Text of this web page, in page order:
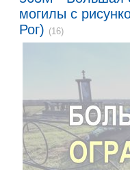
могилы с
Рог) (16)